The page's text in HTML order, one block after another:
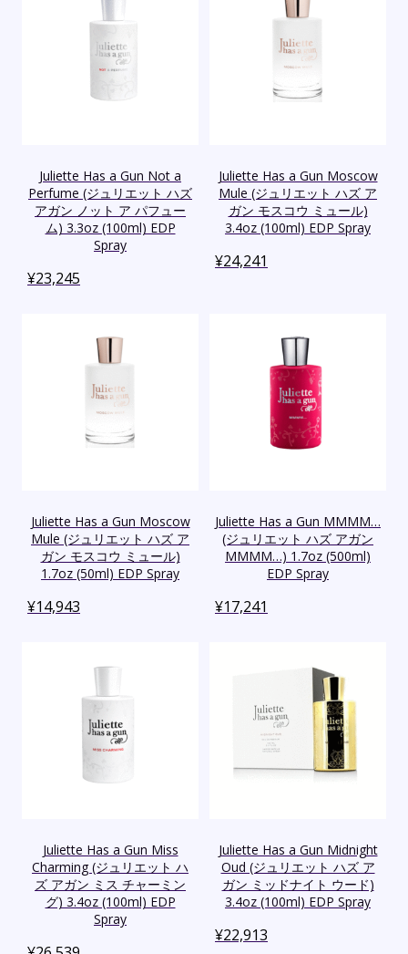
Juliette Has a Gun Not a
Perfume (ジュリエット ハズ
アガン ノット ア パフュー
ム) 3.3oz (100ml) EDP
Spray
¥23,245
Juliette Has a Gun Moscow
Mule (ジュリエット ハズ ア
ガン モスコウ ミュール)
3.4oz (100ml) EDP Spray
¥24,241
Juliette Has a Gun Moscow
Mule (ジュリエット ハズ ア
ガン モスコウ ミュール)
1.7oz (50ml) EDP Spray
¥14,943
Juliette Has a Gun MMMM…
(ジュリエット ハズ アガン
MMMM…) 1.7oz (500ml)
EDP Spray
¥17,241
Juliette Has a Gun Miss
Charming (ジュリエット ハ
ズ アガン ミス チャーミン
グ) 3.4oz (100ml) EDP
Spray
Juliette Has a Gun Midnight
Oud (ジュリエット ハズ ア
ガン ミッドナイト ウード)
3.4oz (100ml) EDP Spray
¥22,913